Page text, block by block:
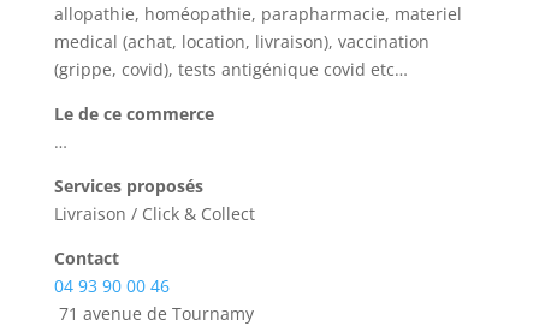
allopathie, homéopathie, parapharmacie, materiel
medical (achat, location, livraison), vaccination
(grippe, covid), tests antigénique covid etc…
Le de ce commerce
…
Services proposés
Livraison / Click & Collect
Contact
04 93 90 00 46
71 avenue de Tournamy